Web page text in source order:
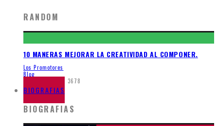
RANDOM
10 MANERAS MEJORAR LA CREATIVIDAD AL COMPONER.
Los Promotores
Blog
3678
BIOGRAFIAS
BIOGRAFIAS